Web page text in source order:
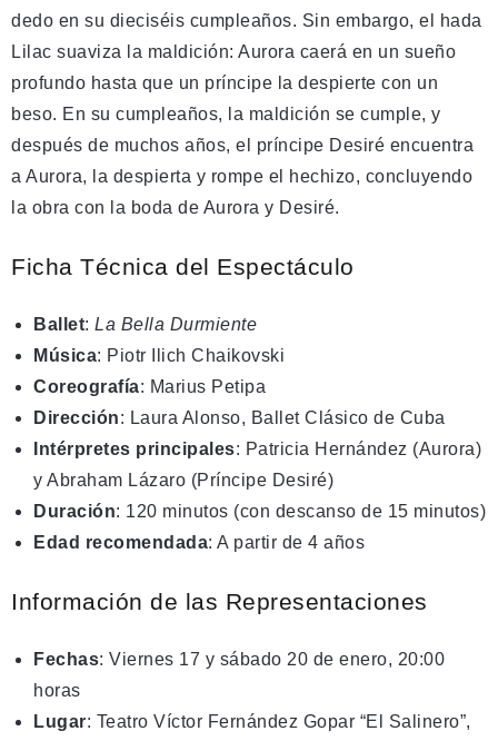
dedo en su dieciséis cumpleaños. Sin embargo, el hada
Lilac suaviza la maldición: Aurora caerá en un sueño
profundo hasta que un príncipe la despierte con un
beso. En su cumpleaños, la maldición se cumple, y
después de muchos años, el príncipe Desiré encuentra
a Aurora, la despierta y rompe el hechizo, concluyendo
la obra con la boda de Aurora y Desiré.
Ficha Técnica del Espectáculo
Ballet: La Bella Durmiente
Música: Piotr Ilich Chaikovski
Coreografía: Marius Petipa
Dirección: Laura Alonso, Ballet Clásico de Cuba
Intérpretes principales: Patricia Hernández (Aurora)
y Abraham Lázaro (Príncipe Desiré)
Duración: 120 minutos (con descanso de 15 minutos)
Edad recomendada: A partir de 4 años
Información de las Representaciones
Fechas: Viernes 17 y sábado 20 de enero, 20:00
horas
Lugar: Teatro Víctor Fernández Gopar “El Salinero”,